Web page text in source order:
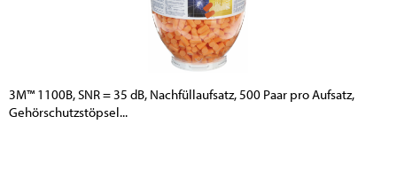
3M™ 1100B, SNR = 35 dB, Nachfüllaufsatz, 500 Paar pro Aufsatz,
Gehörschutzstöpsel...